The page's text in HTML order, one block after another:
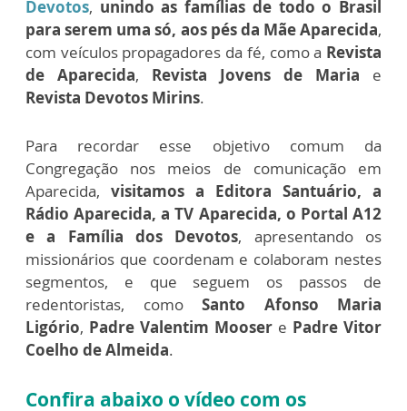
Devotos, unindo as famílias de todo o Brasil
para serem uma só, aos pés da Mãe Aparecida,
com veículos propagadores da fé, como a Revista
de Aparecida, Revista Jovens de Maria e
Revista Devotos Mirins.
Para recordar esse objetivo comum da
Congregação nos meios de comunicação em
Aparecida, visitamos a Editora Santuário, a
Rádio Aparecida, a TV Aparecida, o Portal A12
e a Família dos Devotos, apresentando os
missionários que coordenam e colaboram nestes
segmentos, e que seguem os passos de
redentoristas, como Santo Afonso Maria
Ligório, Padre Valentim Mooser e Padre Vitor
Coelho de Almeida.
Confira abaixo o vídeo com os